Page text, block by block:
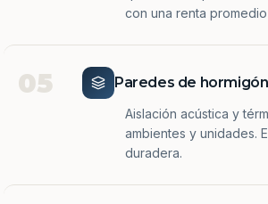
con una renta
05 Paredes de
Aislación acústica y
ambientes y unidades.
duradera.